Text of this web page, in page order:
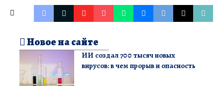
Новое на сайте
ИИ создал 700 тысяч новых
вирусов: в чем прорыв и опасность